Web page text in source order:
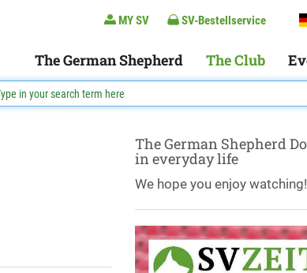
MY SV SV-Bestellservice
The German Shepherd The Club
The German Shepherd
in everyday life
We hope you enjoy watching!